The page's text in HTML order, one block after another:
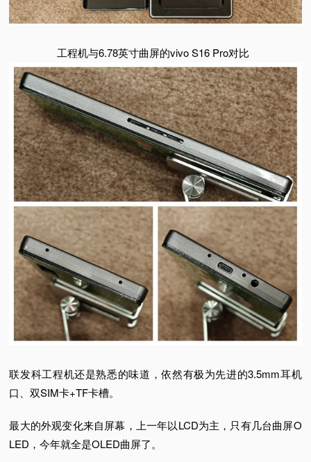
工程机与6.78英寸曲屏的vivo S16 Pro对比
联发科工程机还是熟悉的味道，依然有极为先进的3.5mm耳机
口、双SIM卡+TF卡槽。
最大的外观变化来自屏幕，上一年以LCD为主，只有几台曲屏O
LED，今年就全是OLED曲屏了。